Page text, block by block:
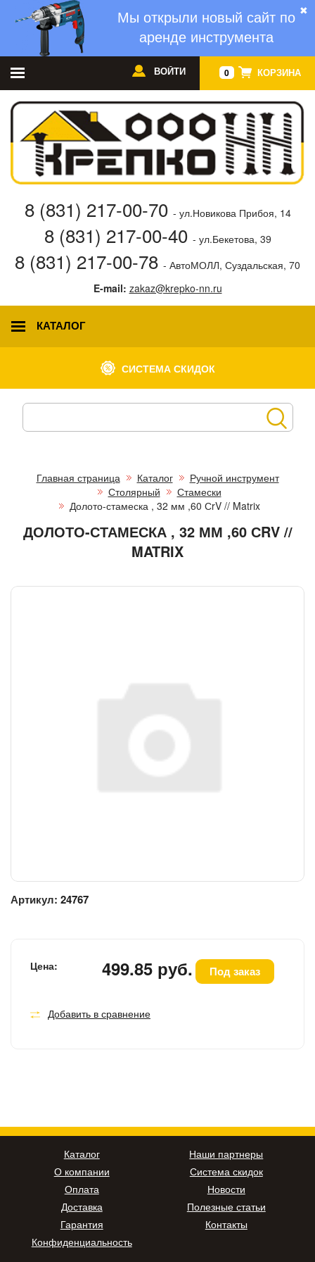
✖
Мы открыли новый сайт по
аренде инструмента
0 КОРЗИНА
ВОЙТИ
8 (831) 217-00-70 - ул.Новикова Прибоя, 14
8 (831) 217-00-40 - ул.Бекетова, 39
8 (831) 217-00-78 - АвтоМОЛЛ, Суздальская, 70
E-mail: zakaz@krepko-nn.ru
КАТАЛОГ
СИСТЕМА СКИДОК
Главная страница Каталог
Ручной инструмент
Столярный
Стамески
Долото-стамеска , 32 мм ,60 СrV // Matrix
ДОЛОТО-СТАМЕСКА , 32 ММ ,60 СRV //
MATRIX
Артикул: 24767
Цена: 499.85 руб. Под заказ
Добавить в сравнение
Каталог
О компании
Оплата
Доставка
Гарантия
Конфиденциальность
Наши партнеры
Система скидок
Новости
Полезные статьи
Контакты